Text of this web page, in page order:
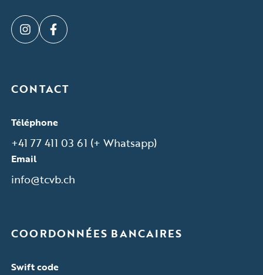
CONTACT
Téléphone
+41 77 411 03 61 (+ Whatsapp)
Email
info@tcvb.ch
COORDONNÉES BANCAIRES
Swift code